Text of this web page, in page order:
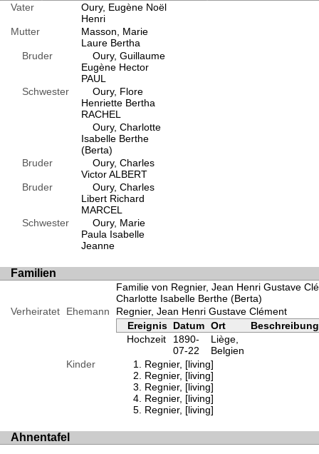
Vater
Oury, Eugène Noël
Henri
Mutter
Masson, Marie
Laure Bertha
Bruder
Oury, Guillaume
Eugène Hector
PAUL
Schwester
Oury, Flore
Henriette Bertha
RACHEL
Oury, Charlotte
Isabelle Berthe
(Berta)
Bruder
Oury, Charles
Victor ALBERT
Bruder
Oury, Charles
Libert Richard
MARCEL
Schwester
Oury, Marie
Paula Isabelle
Jeanne
Familien
Familie von Regnier, Jean Henri Gustave
Charlotte Isabelle Berthe (Berta)
Verheiratet
Ehemann
Regnier, Jean Henri Gustave Clément
Ereignis Datum Ort
Beschreibung
Hochzeit
1890-
07-22
Liège,
Belgien
Kinder
Regnier, [living]
Regnier, [living]
Regnier, [living]
Regnier, [living]
Regnier, [living]
Ahnentafel